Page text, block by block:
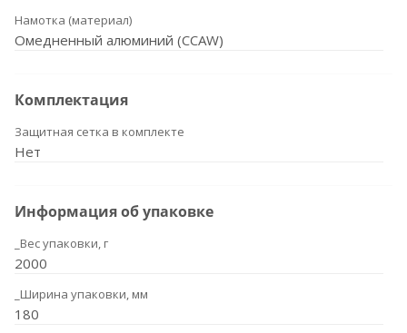
Намотка (материал)
Омедненный алюминий (CCAW)
Комплектация
Защитная сетка в комплекте
Нет
Информация об упаковке
_Вес упаковки, г
2000
_Ширина упаковки, мм
180